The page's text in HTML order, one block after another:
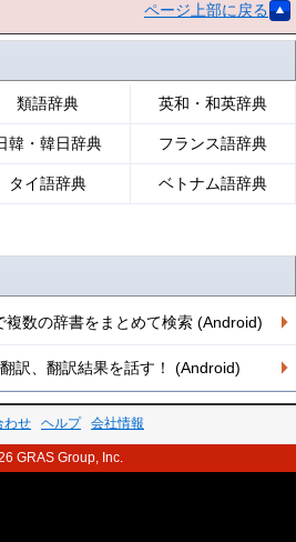
ページ上部に戻る
類語辞典 英和・和英辞典
韓・韓日辞典 フランス語辞典
タイ語辞典 ベトナム語辞典
数の辞書をまとめて検索 (Android)
訳、翻訳結果を話す！ (Android)
わせ ヘルプ 会社情報
GRAS Group, Inc.